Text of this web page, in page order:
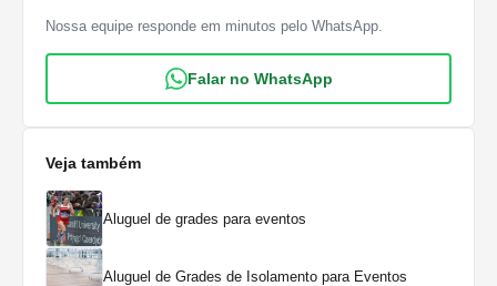
Nossa equipe responde em minutos pelo WhatsApp.
Falar no WhatsApp
Veja também
Aluguel de grades para eventos
Aluguel de Grades de Isolamento para Eventos